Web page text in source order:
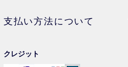
支払い方法について
クレジット